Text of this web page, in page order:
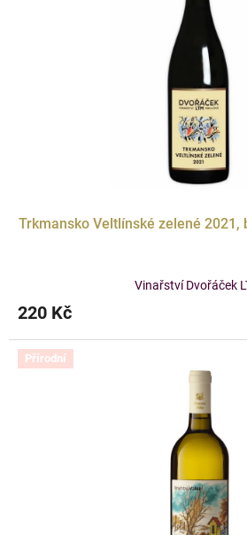
Trkmansko Veltlínské zelené 2021,
Vinařství Dvořáček
220 Kč
Přírodní